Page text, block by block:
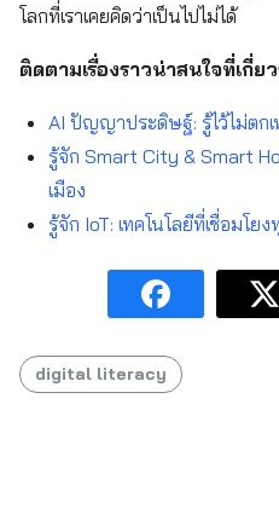
โลกที่เราเคยคิดว่าเป็นไปไม่ได้
ติดตามเรื่องราวน่าสนใจที่เกี่ย
AI ปัญญาประดิษฐ์: รู้ไว้ไม่ตก
รู้จัก Smart City & Smart
เมือง
รู้จัก IoT: เทคโนโลยีที่เชื่อมโย
digital literacy